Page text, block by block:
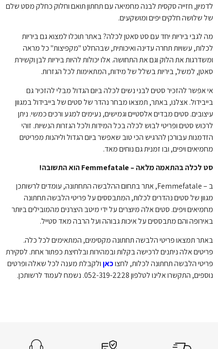
לדמיון, חזייה סקסית לבנה מחמיאה עם תחתון תואם וחלוק כחלק מסט שלם
של שלושה חלקים יפים ומושקעים.
מה לגבי ביריות יחד עם סט סאטן לכלה? באתר תוכלו למצוא גם ביריות
לכלות, עשויות תחרה עדינה ואיכותית, שבהחלט "מקפיצות" כל מראה
ומשדרגות את הלוק וגם את התחושה. אלו יכולות להיות ביריות לבן וקשירת
סאטן, למשל, ביריות בשלל של מידות, המתאימות לכל הגזרות.
אי אפשר להזכיר סטים לבני נשים לכלה ביום הגדול מבלי להזכיר גם
בייבידול. אצלנו, באתר, תמצאו מבחר נהדר של סטים של בייבידול במגוון
עיצובים. סטים מבדים אלסטיים וגמישים, נעימים למגע ורכים כמשי. ניתן
לרכוש סטים ופריטי לבוש לכלה בכל המידות ולכל הגזרות הנשיות. זוהי
הזדמנות עבורכן להרגיש הכי טוב שאפשר ביום הגדול וליהנות מפריטים
מחמיאים ויפים, ובו זמנית גם נוחים מאד.
סט לכלה בהתאמה מלאה – Femmefatale הוא התשובה!
ב – Femmefatale, אתר בתחום ההלבשה התחתונה, עומדים לרשותכן
מגוון של סטים נהדרים לכלות, המתבססים על פריטי הלבשה תחתונה
מחמיאים ויפים. סטים אלה מיוצרים על ידי מיטב היצרנים מהמובילים ביותר
באירופה והם מתבססים על איכות גבוהה ועל הרבה מאד סטייל.
באתר תמצאו פריטי הלבשה תחתונה מקסימים, המתאימים לכל כלה.
פריטים אלה ניתנים לרכישה בקלות ובמהירות ובלחיצת כפתור אחת. לסקירת
פריטי הלבשה תחתונה לכלות, לחצוכאןולקבלת מענה לכל שאלה ופרטים
נוספים, התקשרו אלינו לטלפון 052-319-2228. נשמח לעמוד לרשותכן.